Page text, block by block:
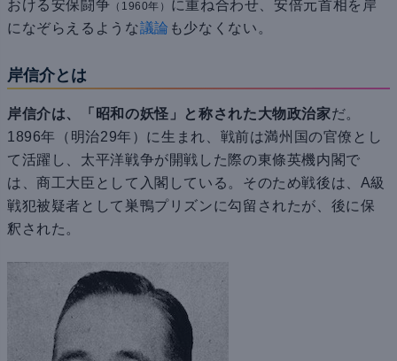
おける安保闘争 （1960年） に重ね合わせ、安倍元首相を岸
になぞらえるような議論 も少なくない。
岸信介とは
岸信介は、「昭和の妖怪」と称された大物政治家だ。
1896年（明治29年）に生まれ、戦前は満州国の官僚とし
て活躍し、太平洋戦争が開戦した際の東條英機内閣で
は、商工大臣として入閣している。そのため戦後は、A級
戦犯被疑者として巣鴨プリズンに勾留されたが、後に保
釈された。